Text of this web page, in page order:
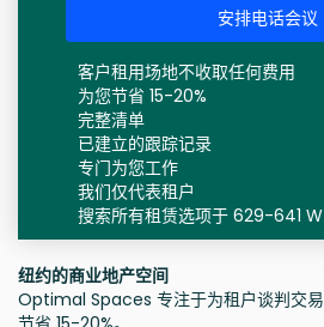
安排电话会议
客户租用场地不收取任何费用
为您节省 15-20%
完整清单
已建立的跟踪记录
专门为您工作
我们仅代表租户
搜索所有租赁选项于 629-641
纽约的商业地产空间
Optimal Spaces 专注于为租户谈判交易